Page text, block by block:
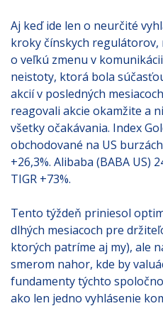
Aj keď ide len o neurčité
kroky čínskych regulátorov,
o veľkú zmenu v
neistoty, ktorá bola
akcií v posledných
reagovali akcie okamžite a
všetky očakávania. Index
obchodované na US
+26,3%. Alibaba (BABA US)
TIGR +73%.
Tento týždeň priniesol
dlhých mesiacoch pre
ktorých patríme aj my), ale
smerom nahor, kde by
fundamenty týchto
ako len jedno vyhlásenie